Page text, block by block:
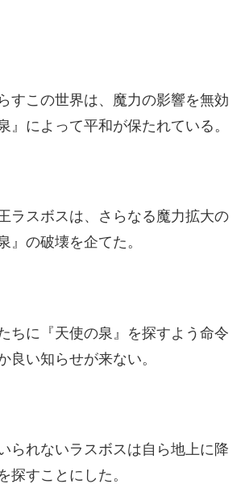
すこの世界は、魔力の影響を無効
』によって平和が保たれている。
ラスボスは、さらなる魔力拡大の
』の破壊を企てた。
ちに『天使の泉』を探すよう命令
良い知らせが来ない。
られないラスボスは自ら地上に降
探すことにした。